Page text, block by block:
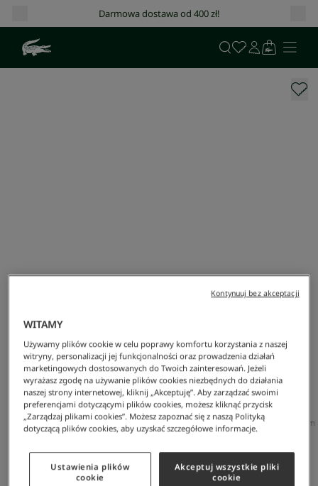
Darmowa dostawa od 400 zł!
Lacoste /Mężczyzna/Odzież/Spodnie Dresowe/Spodnie Dresowe Paris Z Monogramem
Spodnie Dresowe Paris Z Monogramem
545 zł
NAJNIŻSZA CENA Z 30 DNI: 467 zł
CENA REGULARNA: 779 zł
WITAMY
Używamy plików cookie w celu poprawy komfortu korzystania z naszej
witryny, personalizacji jej funkcjonalności oraz prowadzenia działań
marketingowych dostosowanych do Twoich zainteresowań. Jeżeli
wyrażasz zgodę na używanie plików cookies niezbędnych do działania
naszej strony internetowej, kliknij „Akceptuję”. Aby zarządzać swoimi
preferencjami dotyczącymi plików cookies, możesz kliknąć przycisk
„Zarządzaj plikami cookies”. Możesz zapoznać się z naszą Polityką
dotyczącą plików cookies, aby uzyskać szczegółowe informacje.
Ustawienia plików
cookie
Akceptuj wszystkie pliki
cookie
Kontynuuj bez akceptacji